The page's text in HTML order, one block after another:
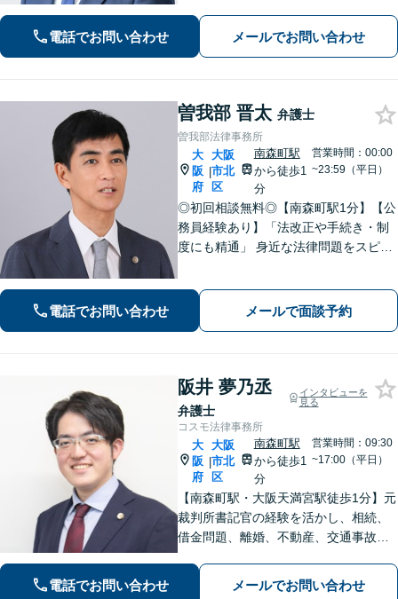
電話でお問い合わせ メールでお問い合わせ
曽我部 晋太 弁護士
曽我部法律事務所
大
阪
府
|
大阪
市北
区
南森町駅
から徒歩1
分
営業時間：00:00
~23:59（平日）
◎初回相談無料◎【南森町駅1分】【公
務員経験あり】「法改正や手続き・制
度にも精通」 身近な法律問題をスピー
い、丁寧に対応いたします。 不安を抱
えている方はぜひご相談ください
電話でお問い合わせ メールで面談予約
阪井 夢乃丞
弁護士
インタビューを
見る
コスモ法律事務所
大
阪
府
|
大阪
市北
区
南森町駅
から徒歩1
分
営業時間：09:30
~17:00（平日）
【南森町駅・大阪天満宮駅徒歩1分】元
裁判所書記官の経験を活かし、相続、
借金問題、離婚、不動産、交通事故に
が一番大事にしたい想いを丁寧に伺
い、納得のいく最善の解決策をご提案
電話でお問い合わせ メールでお問い合わせ